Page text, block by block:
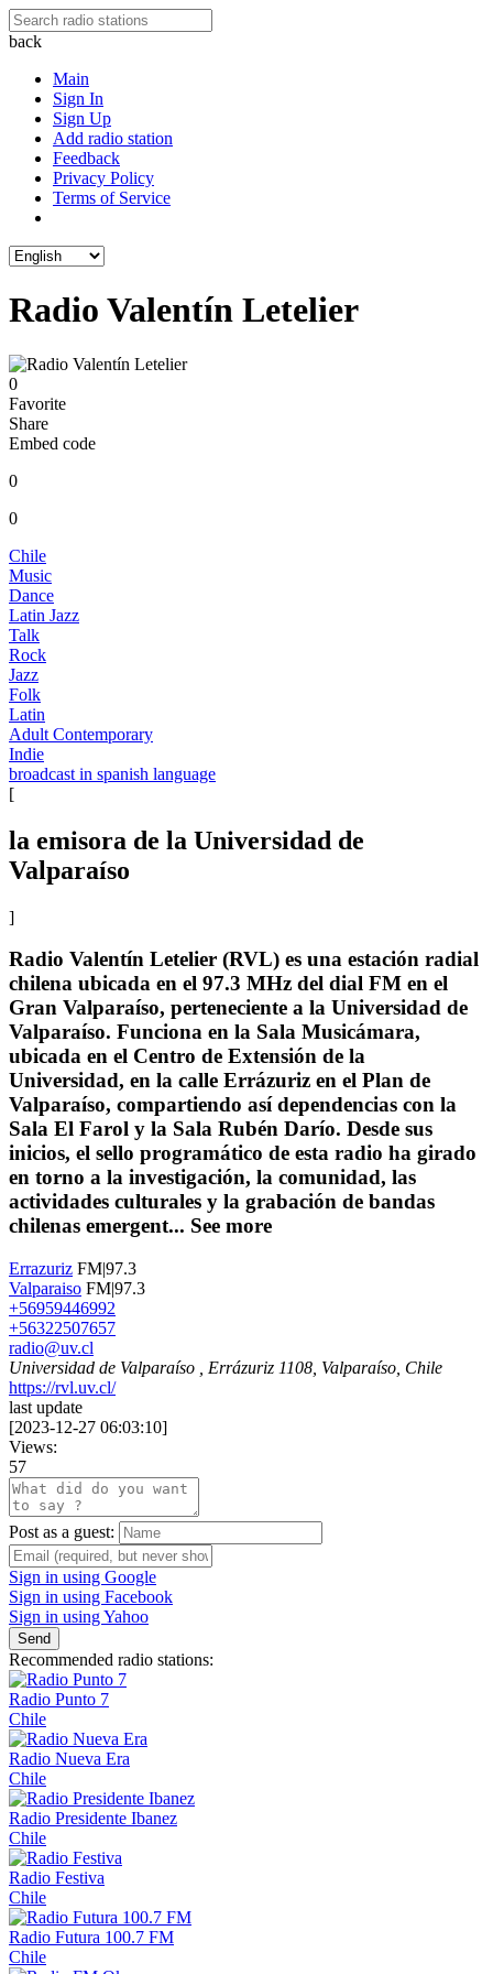
back
Main
Sign In
Sign Up
Add radio station
Feedback
Privacy Policy
Terms of Service
Radio Valentín Letelier
0
Favorite
Share
Embed code
0
0
Chile
Music
Dance
Latin Jazz
Talk
Rock
Jazz
Folk
Latin
Adult Contemporary
Indie
broadcast in spanish language
[
la emisora de la Universidad de
Valparaíso
]
Radio Valentín Letelier (RVL) es una estación radial
chilena ubicada en el 97.3 MHz del dial FM en el
Gran Valparaíso, perteneciente a la Universidad de
Valparaíso. Funciona en la Sala Musicámara,
ubicada en el Centro de Extensión de la
Universidad, en la calle Errázuriz en el Plan de
Valparaíso,​ compartiendo así dependencias con la
Sala El Farol y la Sala Rubén Darío. Desde sus
inicios, el sello programático de esta radio ha girado
en torno a la investigación, la comunidad, las
actividades culturales y la grabación de bandas
chilenas emergent... See more
Errazuriz FM|97.3
Valparaiso FM|97.3
+56959446992
+56322507657
radio@uv.cl
Universidad de Valparaíso , Errázuriz 1108, Valparaíso, Chile
https://rvl.uv.cl/
last update
[2023-12-27 06:03:10]
Views:
57
Post as a guest:
Sign in using Google
Sign in using Facebook
Sign in using Yahoo
Send
Recommended radio stations:
Radio Punto 7
Chile
Radio Nueva Era
Chile
Radio Presidente Ibanez
Chile
Radio Festiva
Chile
Radio Futura 100.7 FM
Chile